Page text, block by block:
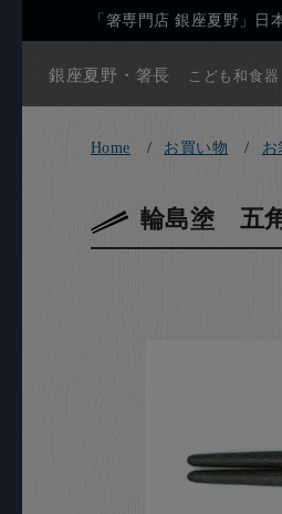
「箸専門店 銀座夏野」日
銀座夏野・箸長 こども和食器
Home お買い物 お
輪島塗 五